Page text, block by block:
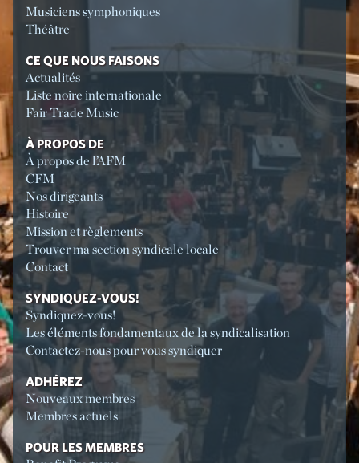
Musiciens symphoniques
Théâtre
CE QUE NOUS FAISONS
Actualités
Liste noire internationale
Fair Trade Music
À PROPOS DE
À propos de l’AFM
CFM
Nos dirigeants
Histoire
Mission et règlements
Trouver ma section syndicale locale
Contact
SYNDIQUEZ-VOUS!
Syndiquez-vous!
Les éléments fondamentaux de la syndicalisation
Contactez-nous pour vous syndiquer
ADHÉREZ
Nouveaux membres
Membres actuels
POUR LES MEMBRES